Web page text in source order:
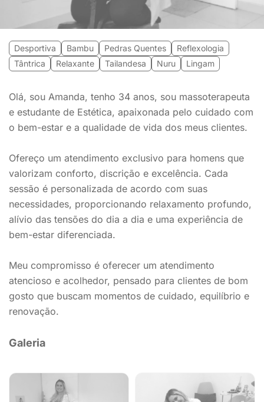
Desportiva Bambu Pedras Quentes
Reflexologia
Tântrica
Relaxante Tailandesa Nuru Lingam
Olá, sou Amanda, tenho 34 anos, sou massoterapeuta
e estudante de Estética, apaixonada pelo cuidado com
o bem-estar e a qualidade de vida dos meus clientes.
Ofereço um atendimento exclusivo para homens que
valorizam conforto, discrição e excelência. Cada
sessão é personalizada de acordo com suas
necessidades, proporcionando relaxamento profundo,
alívio das tensões do dia a dia e uma experiência de
bem-estar diferenciada.
Meu compromisso é oferecer um atendimento
atencioso e acolhedor, pensado para clientes de bom
gosto que buscam momentos de cuidado, equilíbrio e
renovação.
Galeria